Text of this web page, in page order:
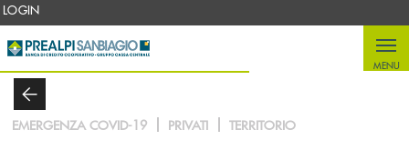
Salta al contenuto principale
LOGIN
MENU
EMERGENZA COVID-19 PRIVATI TERRITORIO